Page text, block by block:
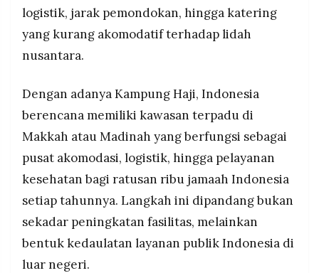
logistik, jarak pemondokan, hingga katering
yang kurang akomodatif terhadap lidah
nusantara.
Dengan adanya Kampung Haji, Indonesia
berencana memiliki kawasan terpadu di
Makkah atau Madinah yang berfungsi sebagai
pusat akomodasi, logistik, hingga pelayanan
kesehatan bagi ratusan ribu jamaah Indonesia
setiap tahunnya. Langkah ini dipandang bukan
sekadar peningkatan fasilitas, melainkan
bentuk kedaulatan layanan publik Indonesia di
luar negeri.